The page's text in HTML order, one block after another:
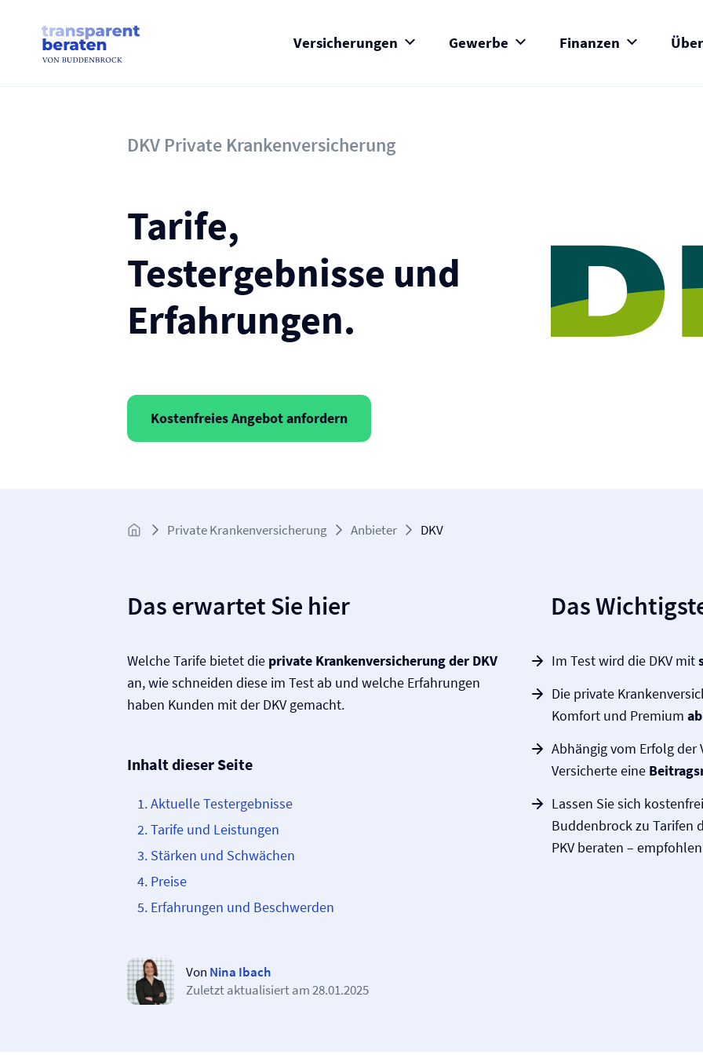
Versicherungen Gewerbe Finanzen
content
DKV Private Kranken­versicherung
Tarife,
Testergebnisse und
Erfahrungen.
Kostenfreies Angebot anfordern
Private Kranken­­versicherung Anbieter DKV
Das erwartet Sie hier
Welche Tarife bietet die private Kranken­versicherung der DKV
an, wie schneiden diese im Test ab und welche Erfahrungen
haben Kunden mit der DKV gemacht.
Inhalt dieser Seite
Aktuelle Testergebnisse
Tarife und Leistungen
Stärken und Schwächen
Preise
Erfahrungen und Beschwerden
Von Nina Ibach
Zuletzt aktualisiert am28.01.2025
Das
Im Test wird die DKV mit
Die private
Komfort und Premium
Abhängig vom Erfolg
Versicherte eine
Lassen Sie sich
Buddenbrock zu Tarifen
PKV beraten –